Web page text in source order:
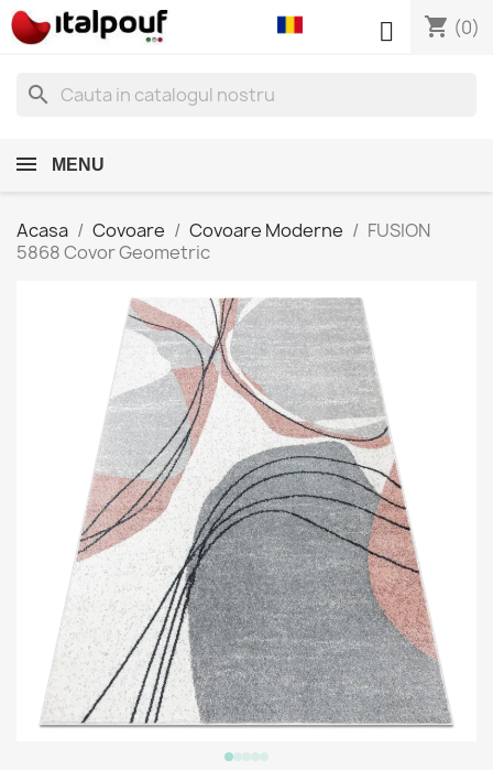
shopping_cart (0)

search
MENU
Acasa Covoare Covoare Moderne
FUSION
5868 Covor Geometric